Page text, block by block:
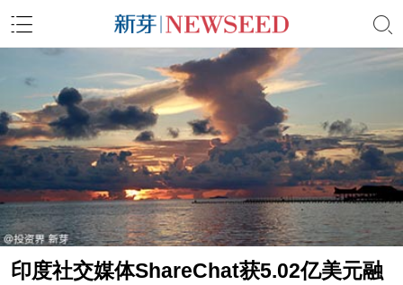
印度社交媒体ShareChat获5.02亿美元融